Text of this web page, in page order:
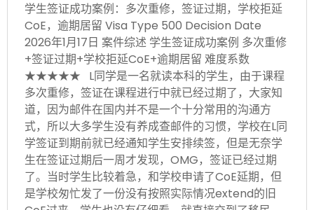
学生签证成功案例：多次重修，签证过期，学校拒延
CoE，逾期居留 Visa Type 500 Decision Date
2026年1月17日 案件综述 学生签证成功案例 多次重修
+签证过期+学校拒延CoE+逾期居留 难度系数
★★★★★ L同学是一名就读本科的学生，由于课程
多次重修，签证在课程进行中就已经过期了，大家知
道，因为邮件在国内并不是一个十分常用的沟通方
式，所以大多学生没有养成查邮件的习惯，学校在L同
学签证到期前就已经通知学生安排续签，但是无奈学
生在签证过期后一周才发现，OMG，签证已经过期
了。当时学生比较着急，和学校申请了CoE延期，但
是学校匆忙发了一份没有按照实际情况extend的旧